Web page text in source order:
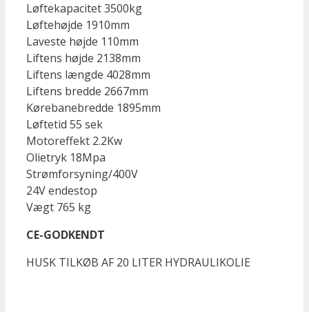
Løftekapacitet 3500kg
Løftehøjde 1910mm
Laveste højde 110mm
Liftens højde 2138mm
Liftens længde 4028mm
Liftens bredde 2667mm
Kørebanebredde 1895mm
Løftetid 55 sek
Motoreffekt 2.2Kw
Olietryk 18Mpa
Strømforsyning/400V
24V endestop
Vægt 765 kg
CE-GODKENDT
HUSK TILKØB AF 20 LITER HYDRAULIKOLIE